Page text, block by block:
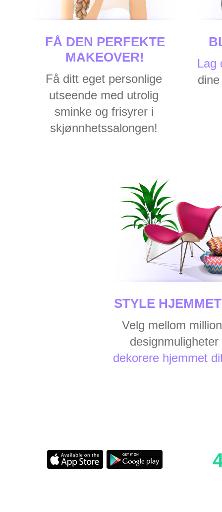
FÅ DEN PERFEKTE
MAKEOVER!
Få ditt eget personlige
utseende med utrolig
sminke og frisyrer i
skjønnhetssalongen!
Lag
STYLE
Velg mellom
designmuligheter
dekorere hjemmet